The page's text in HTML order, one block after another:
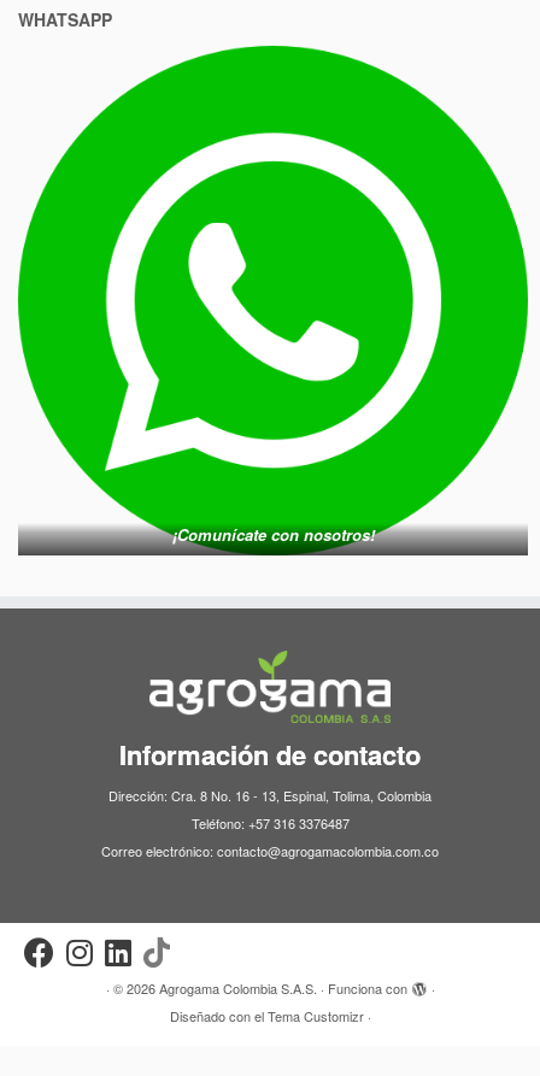
WHATSAPP
¡Comunícate con nosotros!
Información de contacto
Dirección: Cra. 8 No. 16 - 13, Espinal, Tolima, Colombia
Teléfono: +57 316 3376487
Correo electrónico: contacto@agrogamacolombia.com.co
· © 2026 Agrogama Colombia S.A.S. · Funciona con
·
Diseñado con elTema Customizr·